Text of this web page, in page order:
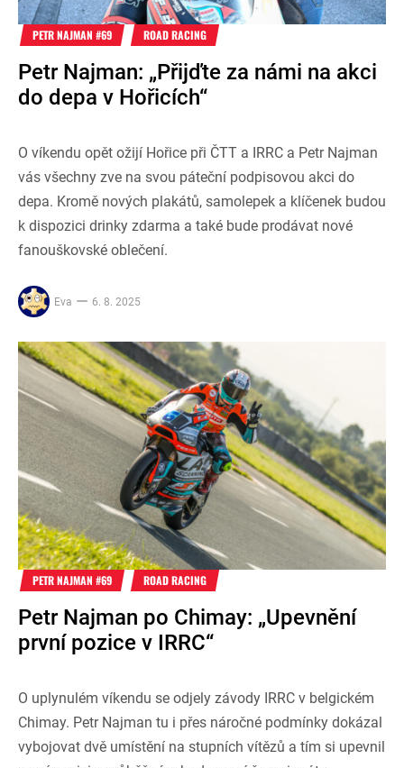
PETR NAJMAN #69 ROAD RACING
Petr Najman: „Přijďte za námi na akci
do depa v Hořicích“
O víkendu opět ožijí Hořice při ČTT a IRRC a Petr Najman
vás všechny zve na svou páteční podpisovou akci do
depa. Kromě nových plakátů, samolepek a klíčenek budou
k dispozici drinky zdarma a také bude prodávat nové
fanouškovské oblečení.
Eva 6. 8. 2025
PETR NAJMAN #69 ROAD RACING
Petr Najman po Chimay: „Upevnění
první pozice v IRRC“
O uplynulém víkendu se odjely závody IRRC v belgickém
Chimay. Petr Najman tu i přes náročné podmínky dokázal
vybojovat dvě umístění na stupních vítězů a tím si upevnil